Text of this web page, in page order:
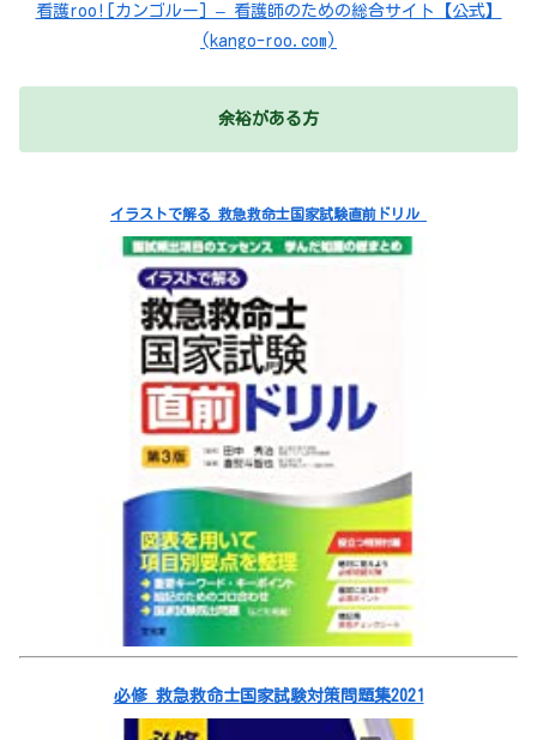
看護roo![カンゴルー] – 看護師のための総合サイト【公式】
(kango-roo.com)
余裕がある方
イラストで解る 救急救命士国家試験直前ドリル
必修 救急救命士国家試験対策問題集2021